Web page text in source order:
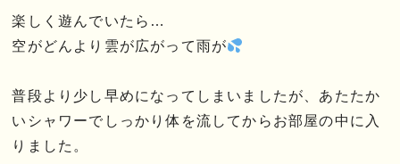
楽しく遊んでいたら…
空がどんより雲が広がって雨が
普段より少し早めになってしまいましたが、あたたか
いシャワーでしっかり体を流してからお部屋の中に入
りました。